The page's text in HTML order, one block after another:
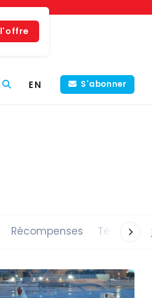
EN S'abonner
Récompenses